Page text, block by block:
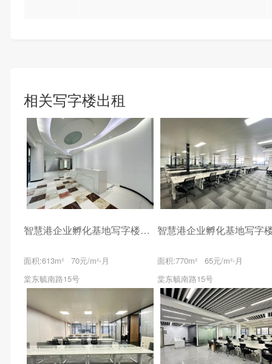
相关写字楼出租
智慧港企业孵化基地写字楼出租
面积:613m² 70元/m²⋅月
棠东毓南路15号
面积:770m² 65元/m²⋅月
棠东毓南路15号